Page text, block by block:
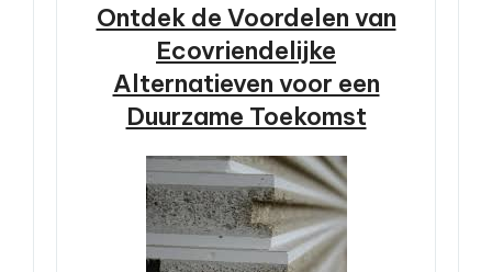
Ontdek de Voordelen van
Ecovriendelijke
Alternatieven voor een
Duurzame Toekomst